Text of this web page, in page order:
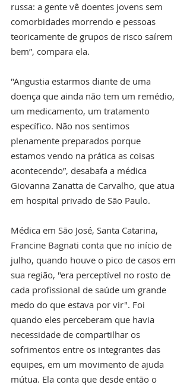
russa: a gente vê doentes jovens sem
comorbidades morrendo e pessoas
teoricamente de grupos de risco saírem
bem”, compara ela.
"Angustia estarmos diante de uma
doença que ainda não tem um remédio,
um medicamento, um tratamento
específico. Não nos sentimos
plenamente preparados porque
estamos vendo na prática as coisas
acontecendo”, desabafa a médica
Giovanna Zanatta de Carvalho, que atua
em hospital privado de São Paulo.
Médica em São José, Santa Catarina,
Francine Bagnati conta que no início de
julho, quando houve o pico de casos em
sua região, "era perceptível no rosto de
cada profissional de saúde um grande
medo do que estava por vir". Foi
quando eles perceberam que havia
necessidade de compartilhar os
sofrimentos entre os integrantes das
equipes, em um movimento de ajuda
mútua. Ela conta que desde então o